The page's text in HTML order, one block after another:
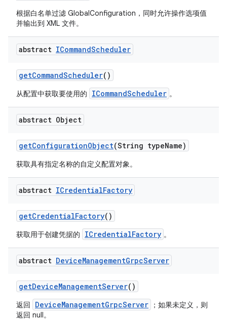
根据白名单过滤 GlobalConfiguration，同时允许操作选项值
并输出到 XML 文件。
abstract ICommandScheduler
getCommandScheduler()
从配置中获取要使用的 ICommandScheduler 。
abstract Object
getConfigurationObject(String typeName)
获取具有指定名称的自定义配置对象。
abstract ICredentialFactory
getCredentialFactory()
获取用于创建凭据的 ICredentialFactory 。
abstract DeviceManagementGrpcServer
getDeviceManagementServer()
返回 DeviceManagementGrpcServer
；如果未定义，则
返回 null。